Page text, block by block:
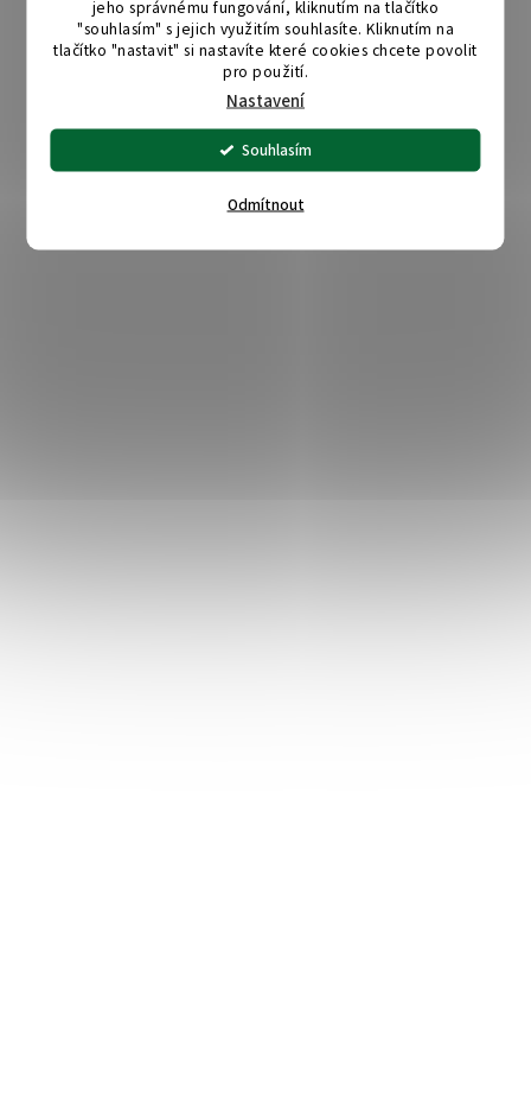
jeho správnému fungování, kliknutím na tlačítko
"souhlasím" s jejich využitím souhlasíte. Kliknutím na
tlačítko "nastavit" si nastavíte které cookies chcete povolit
pro použití.
Nastavení
Odmítnout
Souhlasím